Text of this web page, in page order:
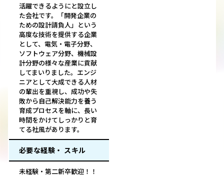
活躍できるようにと設立し
た会社です。「開発企業の
ための設計請負人」という
高度な技術を提供する企業
として、電気・電子分野、
ソフトウェア分野、機械設
計分野の様々な産業に貢献
してまいりました。エンジ
ニアとして大成できる人材
の輩出を重視し、成功や失
敗から自己解決能力を養う
育成プロセスを軸に、長い
時間をかけてしっかりと育
てる社風があります。
必要な経験・ スキル
未経験・第二新卒歓迎！！